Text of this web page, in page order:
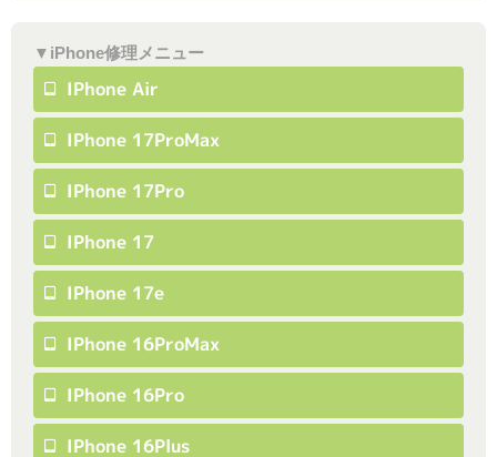
▼iPhone修理メニュー
IPhone Air
IPhone 17ProMax
IPhone 17Pro
IPhone 17
IPhone 17e
IPhone 16ProMax
IPhone 16Pro
IPhone 16Plus